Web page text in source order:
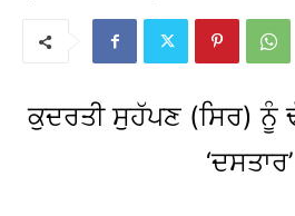
ਕੁਦਰਤੀ ਸੁਹੱਪਣ (ਸਿਰ) ਨੂੰ
‘ਦਸਤਾਰ’